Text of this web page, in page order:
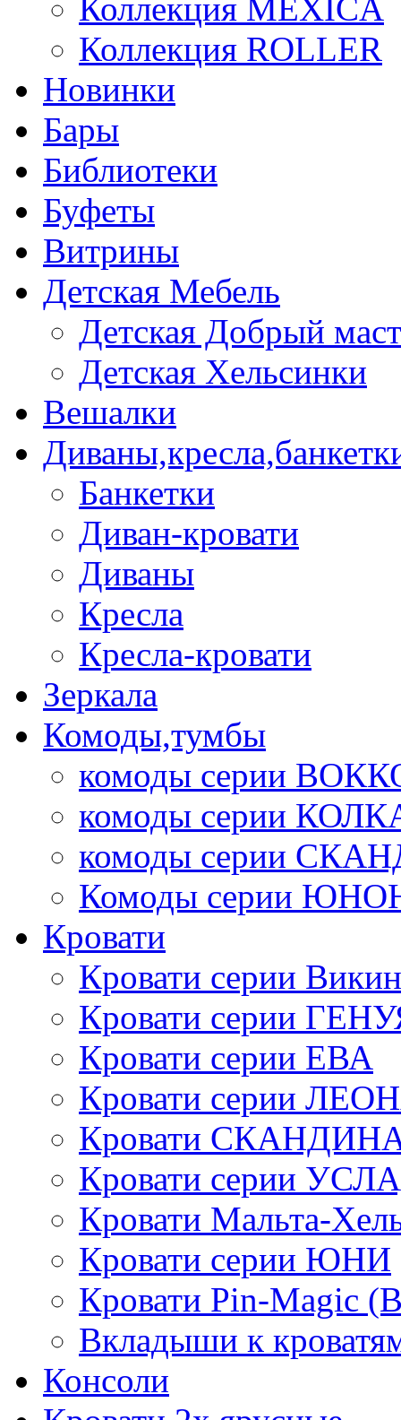
Коллекция MEXICA
Коллекция ROLLER
Новинки
Бары
Библиотеки
Буфеты
Витрины
Детская Мебель
Детская Добрый
Детская Хельсинки
Вешалки
Банкетки
Диван-кровати
Диваны
Кресла
Кресла-кровати
Зеркала
Комоды,тумбы
комоды серии
комоды серии
комоды серии
Комоды серии
Кровати
Кровати серии
Кровати серии
Кровати серии ЕВА
Кровати серии
Кровати
Кровати серии
Кровати Мальта-
Кровати серии ЮНИ
Кровати Pin-Magic
Вкладыши к
Консоли